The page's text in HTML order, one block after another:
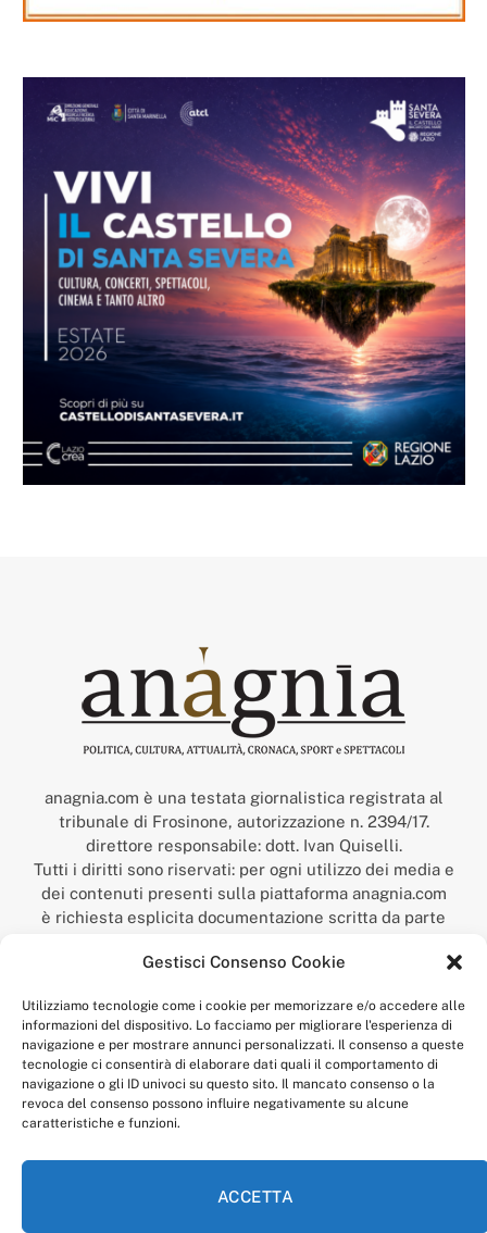
Gestisci Consenso Cookie
Utilizziamo tecnologie come i cookie per memorizzare e/o accedere alle
informazioni del dispositivo. Lo facciamo per migliorare l'esperienza di
navigazione e per mostrare annunci personalizzati. Il consenso a queste
tecnologie ci consentirà di elaborare dati quali il comportamento di
navigazione o gli ID univoci su questo sito. Il mancato consenso o la
revoca del consenso possono influire negativamente su alcune
caratteristiche e funzioni.
ACCETTA
anagnia.com è una testata giornalistica registrata al
tribunale di Frosinone, autorizzazione n. 2394/17.
direttore responsabile: dott. Ivan Quiselli.
Tutti i diritti sono riservati: per ogni utilizzo dei media e
dei contenuti presenti sulla piattaforma anagnia.com
è richiesta esplicita documentazione scritta da parte
“Anagnia” è un marchio registrato presso l’Ufficio Italiano
Economico,
num. registrazione: 302017000014044 del 9 febbraio 2017.
Per contatti:redazione@anagnia.com